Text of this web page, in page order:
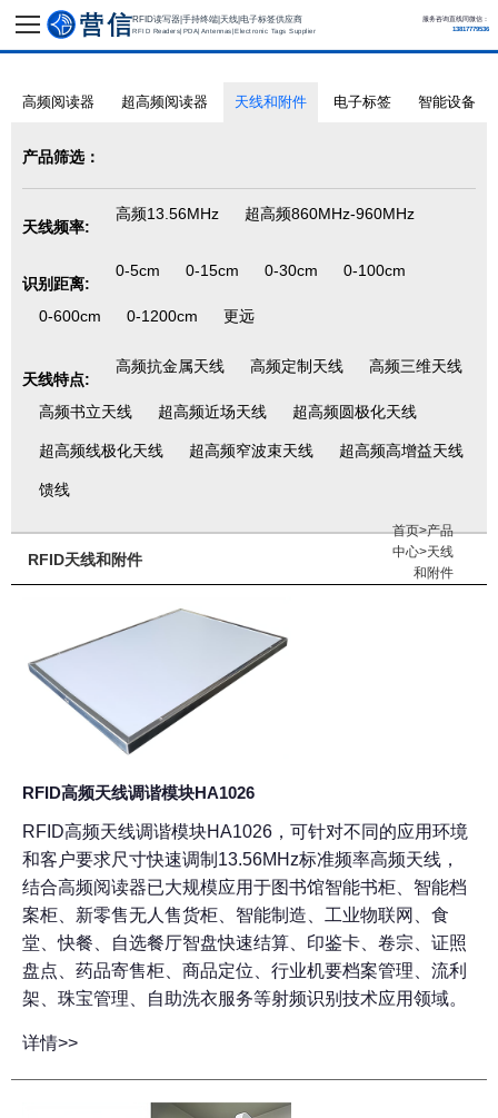
RFID读写器|手持终端|天线|电子标签供应商
RFID Readers|PDA|Antennas|Electronic Tags Supplier
服务咨询直线同微信：
13817779536
高频阅读器 超高频阅读器 天线和附件 电子标签 智能设备
产品筛选：
天线频率:
高频13.56MHz 超高频860MHz-960MHz
识别距离:
0-5cm 0-15cm 0-30cm 0-100cm
0-600cm 0-1200cm 更远
天线特点:
高频抗金属天线 高频定制天线 高频三维天线
高频书立天线 超高频近场天线 超高频圆极化天线
超高频线极化天线 超高频窄波束天线 超高频高增益天线
馈线
RFID天线和附件
首页>产品
中心>天线
和附件
RFID高频天线调谐模块HA1026
RFID高频天线调谐模块HA1026，可针对不同的应用环境
和客户要求尺寸快速调制13.56MHz标准频率高频天线，
结合高频阅读器已大规模应用于图书馆智能书柜、智能档
案柜、新零售无人售货柜、智能制造、工业物联网、食
堂、快餐、自选餐厅智盘快速结算、印鉴卡、卷宗、证照
盘点、药品寄售柜、商品定位、行业机要档案管理、流利
架、珠宝管理、自助洗衣服务等射频识别技术应用领域。
详情>>